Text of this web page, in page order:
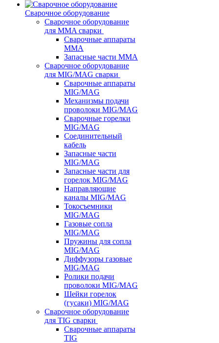
Сварочное оборудование
Сварочное оборудование
для MMA сварки
Сварочные аппараты
MMA
Запасные части MMA
Сварочное оборудование
для MIG/MAG сварки
Сварочные аппараты
MIG/MAG
Механизмы подачи
проволоки MIG/MAG
Сварочные горелки
MIG/MAG
Соединительный
кабель
Запасные части
MIG/MAG
Запасные части для
горелок MIG/MAG
Направляющие
каналы MIG/MAG
Токосъемники
MIG/MAG
Газовые сопла
MIG/MAG
Пружины для сопла
MIG/MAG
Диффузоры газовые
MIG/MAG
Ролики подачи
проволоки MIG/MAG
Шейки горелок
(гусаки) MIG/MAG
Сварочное оборудование
для TIG сварки
Сварочные аппараты
TIG